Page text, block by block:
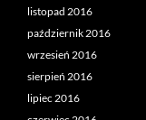
listopad 2016
październik 2016
wrzesień 2016
sierpień 2016
lipiec 2016